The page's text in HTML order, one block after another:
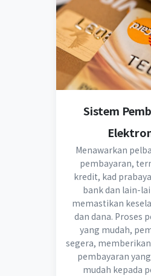
Sistem
Menawarkan
pembayaran,
kredit, kad
bank dan lain-
memastikan
dan dana. Proses
yang mudah,
segera,
pembayaran
mudah kepada